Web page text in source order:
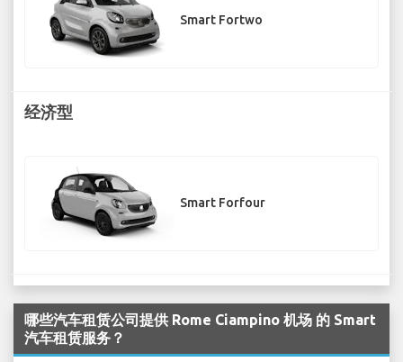
Smart Fortwo
经济型
Smart Forfour
哪些汽车租赁公司提供 Rome Ciampino 机场 的 Smart
汽车租赁服务？